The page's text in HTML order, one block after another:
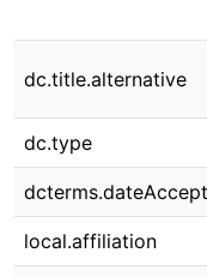
dc.title.alternative
dc.type
local.affiliation